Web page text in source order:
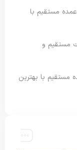
مستقیم با
مستقیم و
مستقیم با بهترین